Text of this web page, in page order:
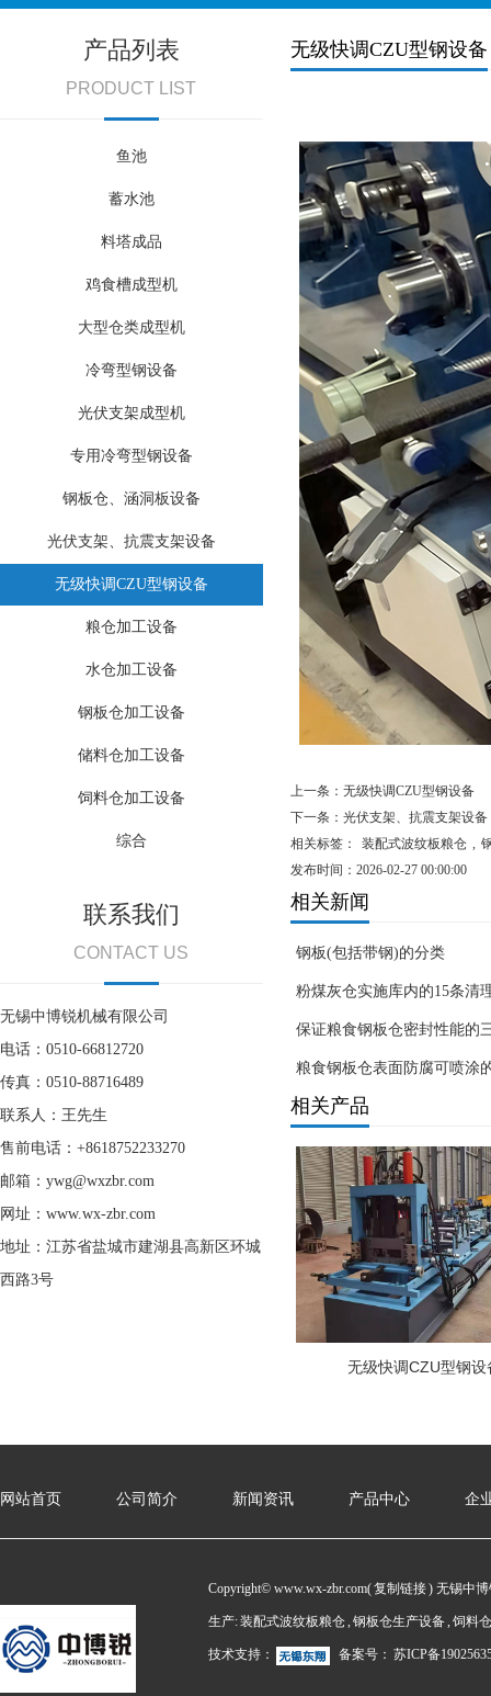
产品列表
PRODUCT LIST
鱼池
蓄水池
料塔成品
鸡食槽成型机
大型仓类成型机
冷弯型钢设备
光伏支架成型机
专用冷弯型钢设备
钢板仓、涵洞板设备
光伏支架、抗震支架设备
无级快调CZU型钢设备
粮仓加工设备
水仓加工设备
钢板仓加工设备
储料仓加工设备
饲料仓加工设备
综合
联系我们
CONTACT US
无锡中博锐机械有限公司
电话：0510-66812720
传真：0510-88716489
联系人：王先生
售前电话：+8618752233270
邮箱：ywg@wxzbr.com
网址：www.wx-zbr.com
地址：江苏省盐城市建湖县高新区环城
西路3号
无级快调CZU型钢设备
上一条： 无级快调CZU型钢设备
下一条： 光伏支架、抗震支架设备
相关标签：
装配式波纹板粮仓 ,
发布时间：2026-02-27 00:00:00
相关新闻
钢板(包括带钢)的分类
粉煤灰仓实施库内的15条清
保证粮食钢板仓密封性能的
粮食钢板仓表面防腐可喷涂
相关产品
无级快调CZU型钢设
网站首页 公司简介 新闻资讯 产品中心 企
Copyright© www.wx-zbr.com(复制链接) 无锡中
生产:装配式波纹板粮仓, 钢板仓生产设备, 饲料
技术支持： 备案号： 苏ICP备